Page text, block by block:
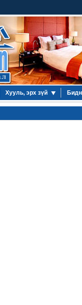
Хууль, эрх зүй